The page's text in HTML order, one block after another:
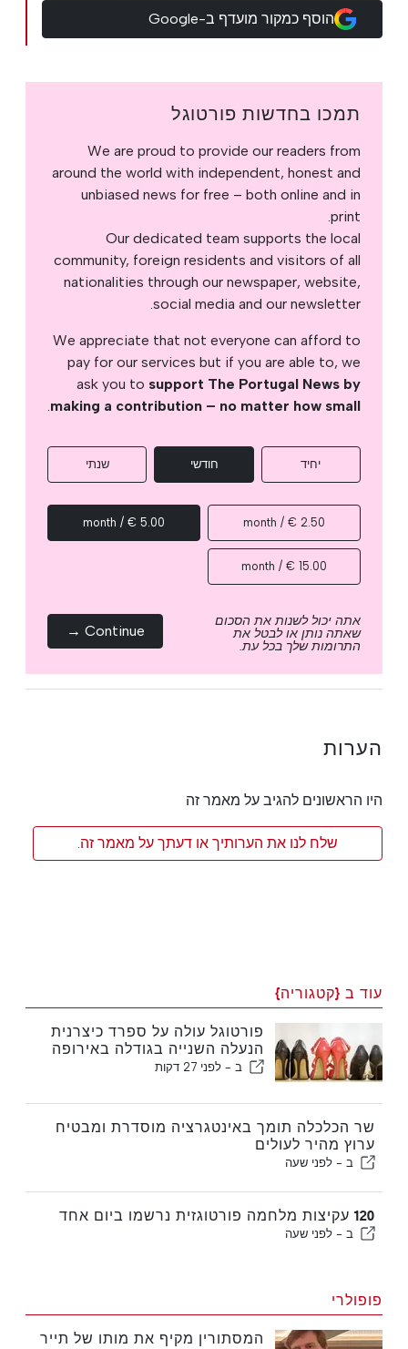
הוסף כמקור מועדף ב-Google
תמכו בחדשות פורטוגל
We are proud to provide our readers from
around the world with independent, honest and
unbiased news for free – both online and in
print.
Our dedicated team supports the local
community, foreign residents and visitors of all
nationalities through our newspaper, website,
social media and our newsletter.
We appreciate that not everyone can afford to
pay for our services but if you are able to, we
ask you to support The Portugal News by
making a contribution – no matter how small
.
יחיד חודשי שנתי
2.50 € / month
5.00 € / month
15.00 € / month
אתה יכול לשנות את הסכום
שאתה נותן או לבטל את
התרומות שלך בכל עת.
Continue →
הערות
היו הראשונים להגיב על מאמר זה
שלח לנו את הערותיך או דעתך על מאמר זה.
עוד ב {קטגוריה}
פורטוגל עולה על ספרד כיצרנית
הנעלה השנייה בגודלה באירופה
ב - לפני 27 דקות
שר הכלכלה תומך באינטגרציה מוסדרת ומבטיח
ערוץ מהיר לעולים
ב - לפני שעה
120 עקיצות מלחמה פורטוגזית נרשמו ביום אחד
ב - לפני שעה
פופולרי
המסתורין מקיף את מותו של תייר